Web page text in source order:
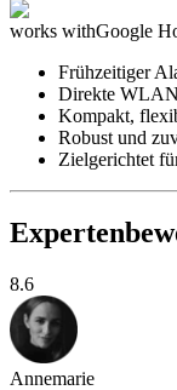
works withGoogle
Frühzeitiger
Direkte
Kompakt,
Robust und
Zielgerichtet
8.6
Annemarie